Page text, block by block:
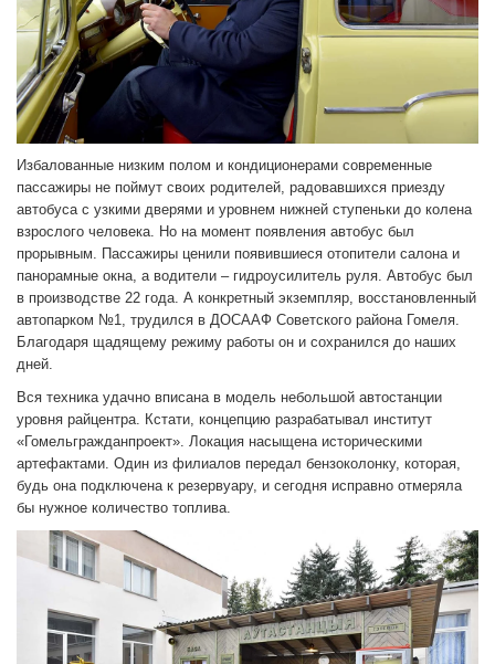
Избалованные низким полом и кондиционерами современные
пассажиры не поймут своих родителей, радовавшихся приезду
автобуса с узкими дверями и уровнем нижней ступеньки до колена
взрослого человека. Но на момент появления автобус был
прорывным. Пассажиры ценили появившиеся отопители салона и
панорамные окна, а водители – гидроусилитель руля. Автобус был
в производстве 22 года. А конкретный экземпляр, восстановленный
автопарком №1, трудился в ДОСААФ Советского района Гомеля.
Благодаря щадящему режиму работы он и сохранился до наших
дней.
Вся техника удачно вписана в модель небольшой автостанции
уровня райцентра. Кстати, концепцию разрабатывал институт
«Гомельгражданпроект». Локация насыщена историческими
артефактами. Один из филиалов передал бензоколонку, которая,
будь она подключена к резервуару, и сегодня исправно отмеряла
бы нужное количество топлива.